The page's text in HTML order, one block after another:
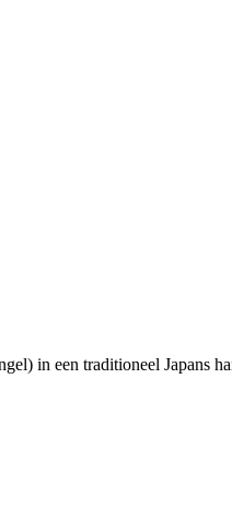
in een traditioneel Japans